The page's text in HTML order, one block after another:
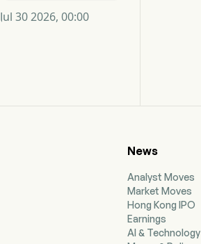
Jul 30 2026, 00:00
News
Analyst Moves
Market Moves
Hong Kong IPO
Earnings
AI & Technology